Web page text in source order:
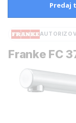
Predaj
Franke FC